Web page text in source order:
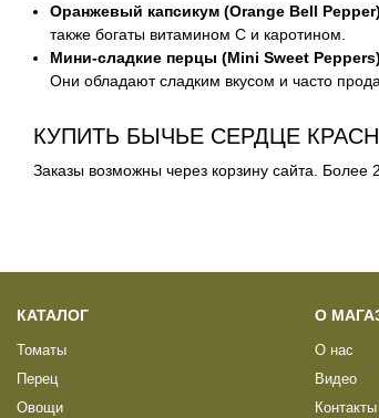
Оранжевый капсикум (Orange Bell Pepper)
также богаты витамином С и каротином.
Мини-сладкие перцы (Mini Sweet Peppers)
Они обладают сладким вкусом и часто
КУПИТЬ БЫЧЬЕ СЕРДЦЕ
Заказы возможны через корзину сайта . Более
КАТАЛОГ
Томаты
Перец
Овощи
О
О нас
Видео
Контакты